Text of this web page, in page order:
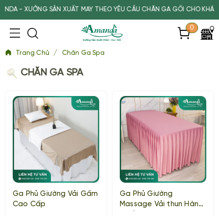
- XƯỞNG SẢN XUẤT MAY THEO YÊU CẦU CHĂN GA GỐI CHO KHÁCH
0
Trang Chủ / Chăn Ga Spa
CHĂN GA SPA
Ga Phủ Giường Vải Gấm
Cao Cấp
Ga Phủ Giường
Massage Vải thun Hàn